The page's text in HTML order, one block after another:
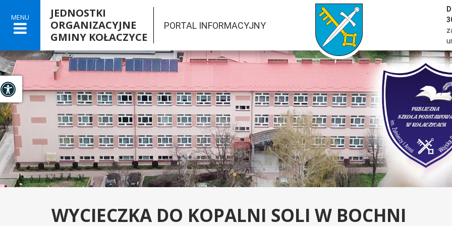
MENU
JEDNOSTKI
ORGANIZACYJNE
GMINY KOŁACZYCE
PORTAL INFORMACYJNY
przejść do strony głównej serwisu

Panel dostosowania ułatwień dostępu
WYCIECZKA DO KOPALNI SOLI W BOCHNI